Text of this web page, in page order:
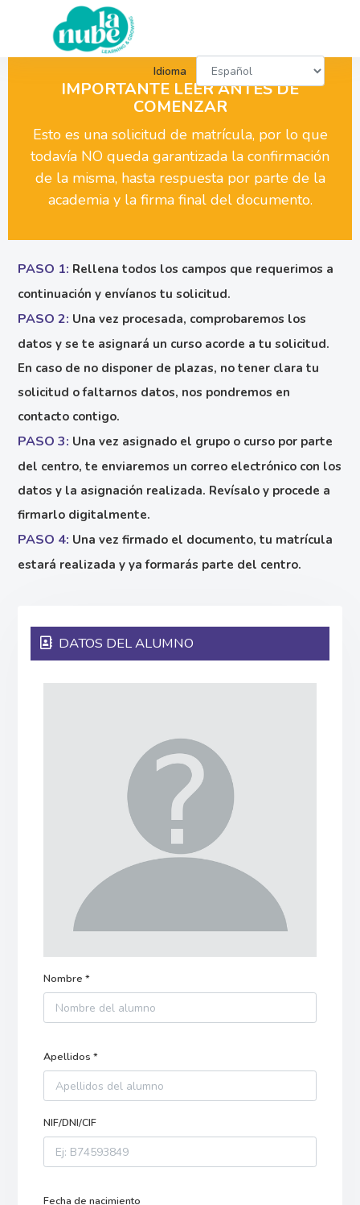
Idioma
IMPORTANTE LEER ANTES DE
COMENZAR
Esto es una solicitud de matrícula, por lo que
todavía NO queda garantizada la confirmación
de la misma, hasta respuesta por parte de la
academia y la firma final del documento.
PASO 1: Rellena todos los campos que requerimos a
continuación y envíanos tu solicitud.
PASO 2: Una vez procesada, comprobaremos los
datos y se te asignará un curso acorde a tu solicitud.
En caso de no disponer de plazas, no tener clara tu
solicitud o faltarnos datos, nos pondremos en
contacto contigo.
PASO 3: Una vez asignado el grupo o curso por parte
del centro, te enviaremos un correo electrónico con los
datos y la asignación realizada. Revísalo y procede a
firmarlo digitalmente.
PASO 4: Una vez firmado el documento, tu matrícula
estará realizada y ya formarás parte del centro.
DATOS DEL ALUMNO
Nombre *
Apellidos *
NIF/DNI/CIF
Fecha de nacimiento